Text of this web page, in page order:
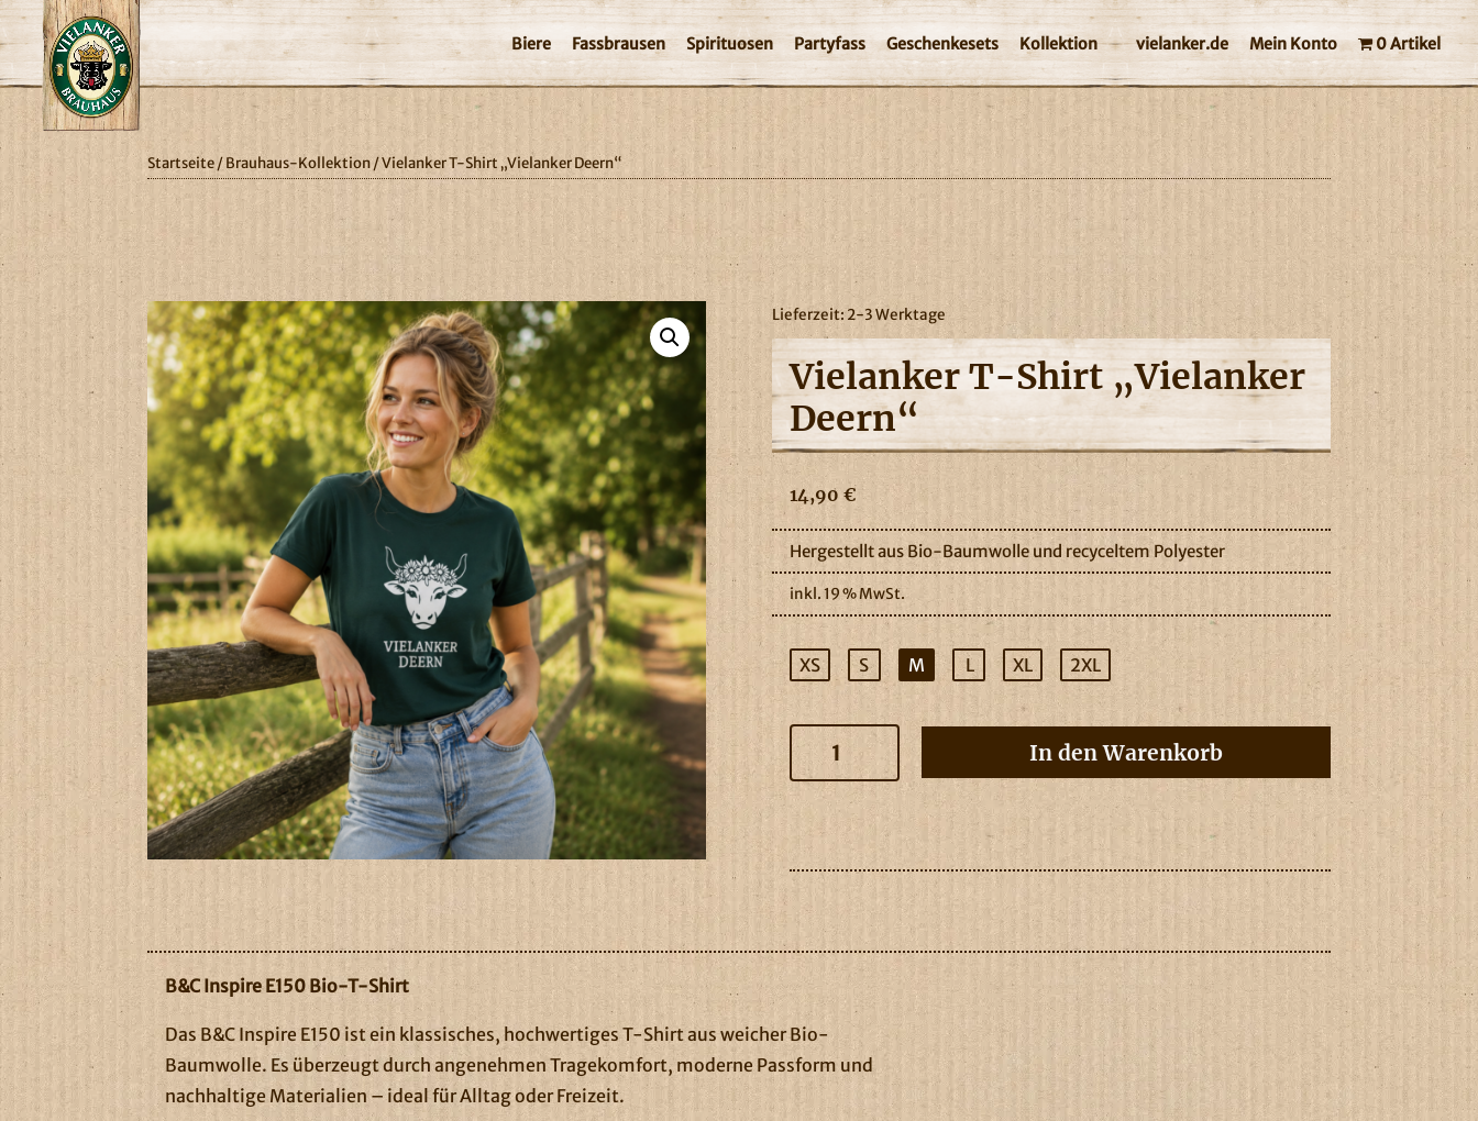
Biere Fassbrausen Spirituosen Partyfass Geschenkesets Kollektion vielanker.de Mein Konto 0 Artikel
Startseite/Brauhaus-Kollektion/ Vielanker T-Shirt „Vielanker Deern“
Lieferzeit:2-3 Werktage
Vielanker T-Shirt „Vielanker
Deern“
14,90 €
Hergestellt aus Bio-Baumwolle und recyceltem Polyester
inkl. 19 % MwSt.
XS S M L XL 2XL
Vielanker
T-
Shirt
"Vielanker
Deern"
Menge
In den Warenkorb
B&C Inspire E150 Bio-T-Shirt
Das B&C Inspire E150 ist ein klassisches, hochwertiges T-Shirt aus weicher Bio-
Baumwolle. Es überzeugt durch angenehmen Tragekomfort, moderne Passform und
nachhaltige Materialien – ideal für Alltag oder Freizeit.